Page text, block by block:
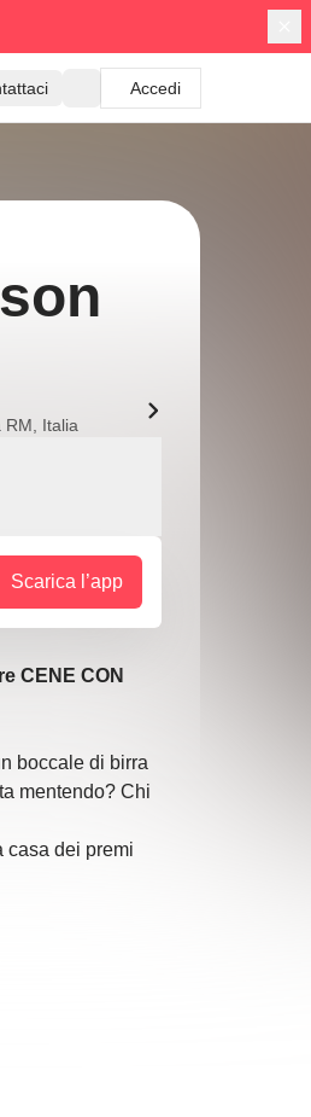
Accedi
RM, Italia
Scarica l’app
CENE CON
boccale di birra
mentendo? Chi
casa dei premi